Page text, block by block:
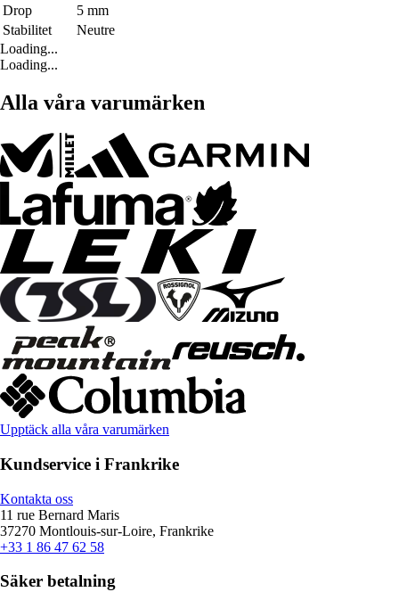
Drop
5 mm
Stabilitet
Neutre
Loading...
Loading...
Alla våra varumärken
Upptäck alla våra varumärken
Kundservice i Frankrike
Kontakta oss
11 rue Bernard Maris
37270 Montlouis-sur-Loire, Frankrike
+33 1 86 47 62 58
Säker betalning